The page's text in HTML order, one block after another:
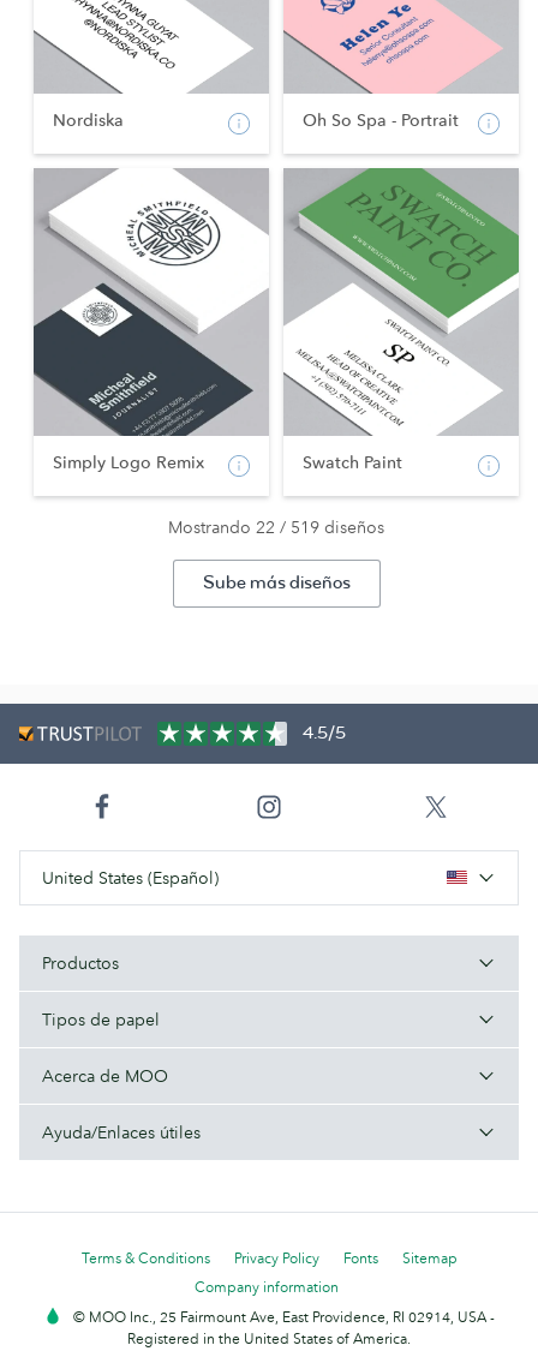
Nordiska Oh So Spa - Portrait
Simply Logo Remix Swatch Paint
Mostrando 22 / 519 diseños
Sube más diseños
4.5/5
United States (Español)
Productos
Tipos de papel
Acerca de MOO
Ayuda/Enlaces útiles
Terms & Conditions Privacy Policy Fonts
Sitemap
Company information
© MOO Inc., 25 Fairmount Ave, East Providence, RI 02914, USA -
Registered in the United States of America.